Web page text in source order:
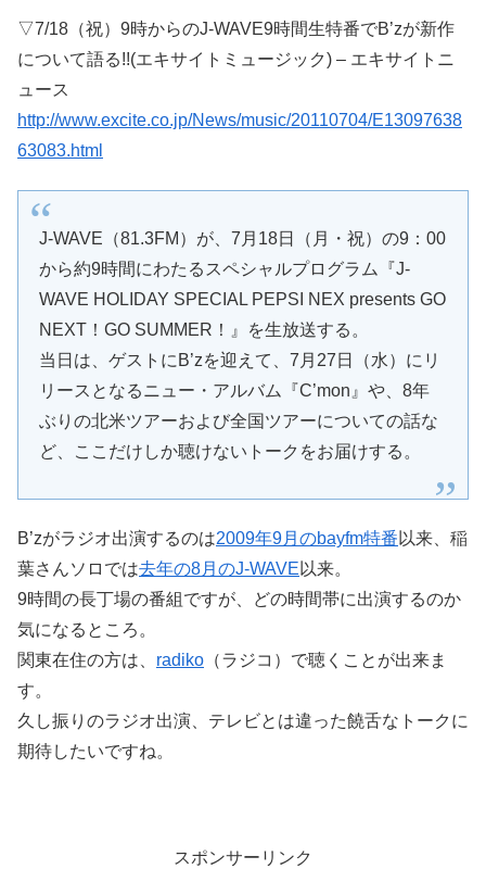
▽7/18（祝）9時からのJ-WAVE9時間生特番でB’zが新作
について語る!!(エキサイトミュージック) – エキサイトニ
ュース
http://www.excite.co.jp/News/music/20110704/E13097638
63083.html
J-WAVE（81.3FM）が、7月18日（月・祝）の9：00
から約9時間にわたるスペシャルプログラム『J-
WAVE HOLIDAY SPECIAL PEPSI NEX presents GO
NEXT！GO SUMMER！』を生放送する。
当日は、ゲストにB’zを迎えて、7月27日（水）にリ
リースとなるニュー・アルバム『C’mon』や、8年
ぶりの北米ツアーおよび全国ツアーについての話な
ど、ここだけしか聴けないトークをお届けする。
B’zがラジオ出演するのは2009年9月のbayfm特番 以来、稲
葉さんソロでは去年の8月のJ-WAVE 以来。
9時間の長丁場の番組ですが、どの時間帯に出演するのか
気になるところ。
関東在住の方は、 radiko （ラジコ）で聴くことが出来ま
す。
久し振りのラジオ出演、テレビとは違った饒舌なトークに
期待したいですね。
スポンサーリンク